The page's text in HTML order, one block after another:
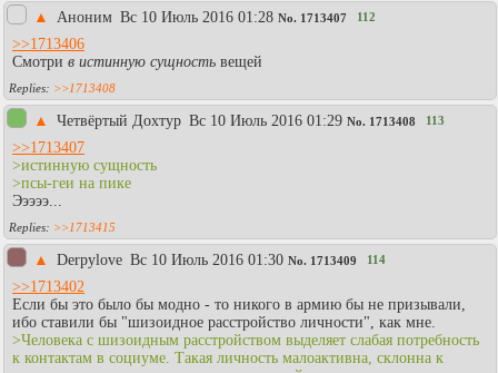
▲ Аноним Вc 10 Июль 2016 01:28 No. 1713407 112
>>1713406
Смотри в истинную сущность вещей
>>1713408
▲ Четвёртый Дохтур Вc 10 Июль 2016 01:29 No. 1713408 113
>>1713407
>истинную сущность
>псы-геи на пике
Эээээ...
>>1713415
▲ Derpylove Вc 10 Июль 2016 01:30 No. 1713409 114
>>1713402
Если бы это было бы модно - то никого в армию бы не призывали,
ибо ставили бы "шизоидное расстройство личности", как мне.
>Человека с шизоидным расстройством выделяет слабая потребность
к контактам в социуме. Такая личность малоактивна, склонна к